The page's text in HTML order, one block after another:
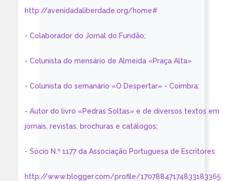
http://avenidadaliberdade.org/home#
- Colaborador do Jornal do Fundão;
- Colunista do mensário de Almeida «Praça Alta»
- Colunista do semanário «O Despertar» - Coimbra:
- Autor do livro «Pedras Soltas» e de diversos textos em
jornais, revistas, brochuras e catálogos;
- Sócio N.º 1177 da Associação Portuguesa de Escritores
http://www.blogger.com/profile/17078847174833183365